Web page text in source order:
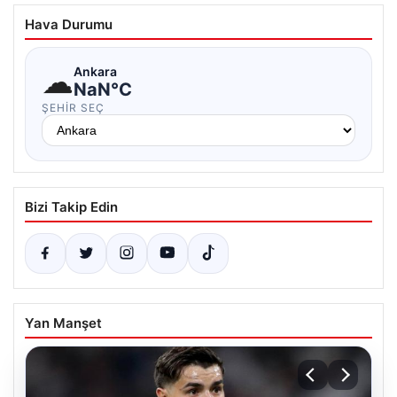
Hava Durumu
☁Ankara
NaN°C
ŞEHIR SEÇ
Bizi Takip Edin
Yan Manşet